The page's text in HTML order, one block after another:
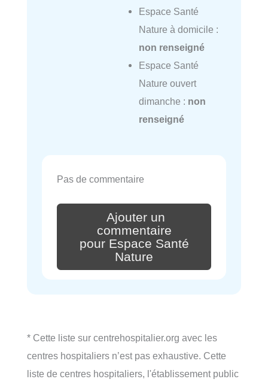
Espace Santé
Nature à domicile :
non renseigné
Espace Santé
Nature ouvert
dimanche : non
renseigné
Pas de commentaire
Ajouter un
commentaire
pour Espace Santé
Nature
* Cette liste sur centrehospitalier.org avec les
centres hospitaliers n’est pas exhaustive. Cette
liste de centres hospitaliers, l'établissement public